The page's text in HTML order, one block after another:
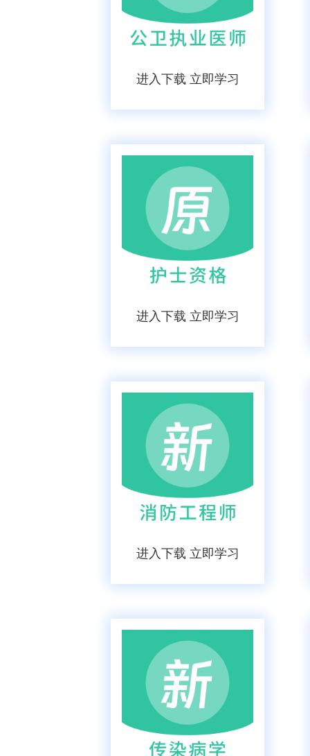
进入下载 立即学习
进入下载 立即学习
进入下载 立即学习